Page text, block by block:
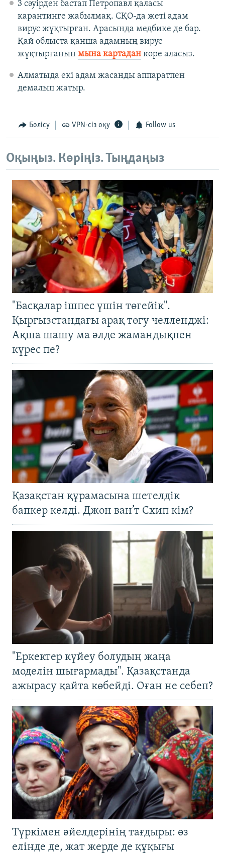
3 сәуірден бастап Петропавл қаласы
карантинге жабылмақ. СҚО-да жеті адам
вирус жұқтырған. Арасында медбике де бар.
Қай облыста қанша адамның вирус
жұқтырғанын мына картаданкөре аласыз.
Алматыда екі адам жасанды аппаратпен
демалып жатыр.
Бөлісу VPN-сіз оқу Follow us
Оқыңыз. Көріңіз. Тыңдаңыз
"Басқалар ішпес үшін төгейік".
Қырғызстандағы арақ төгу челленджі:
Ақша шашу ма әлде жамандықпен
күрес пе?
Қазақстан құрамасына шетелдік
бапкер келді. Джон ван’т Схип кім?
"Еркектер күйеу болудың жаңа
моделін шығармады". Қазақстанда
ажырасу қайта көбейді. Оған не себеп?
Түркімен әйелдерінің тағдыры: өз
елінде де, жат жерде де құқығы